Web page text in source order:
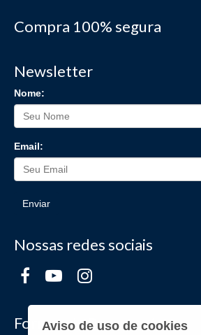
Compra 100% segura
Newsletter
Nome:
Email:
Enviar
Nossas redes sociais
Formas de Pagamento
Aviso de uso de cookies